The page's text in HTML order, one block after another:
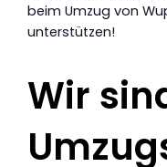
beim Umzug von
unterstützen!
Wir